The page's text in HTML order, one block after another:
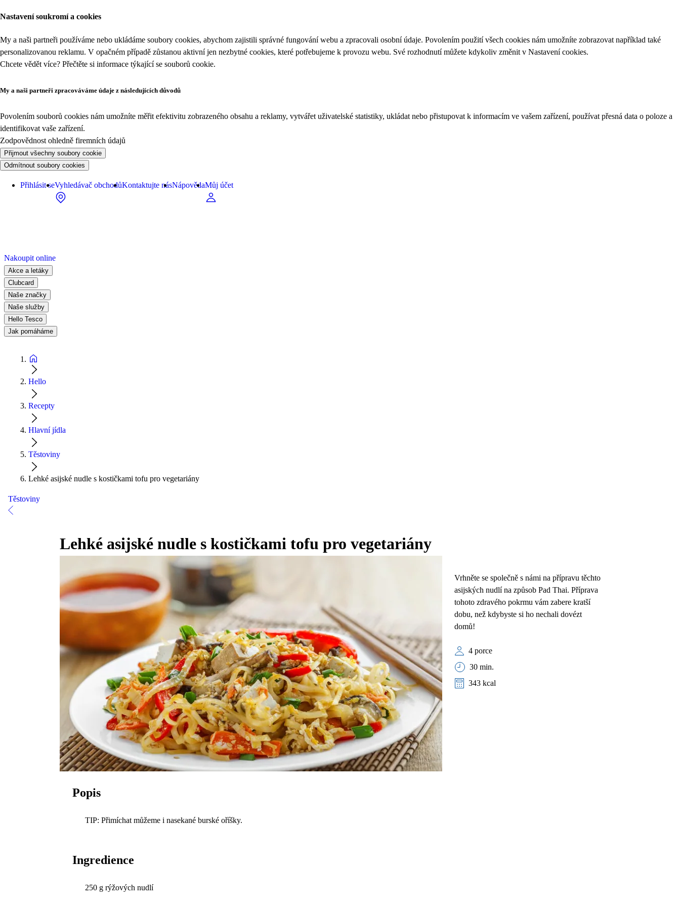
Nastavení soukromí a cookies
My a naši partneři používáme nebo ukládáme soubory cookies, abychom zajistili správné fungování webu a zpracovali osobní údaje. Povolením použití všech cookies nám umožníte zobrazovat například také
personalizovanou reklamu. V opačném případě zůstanou aktivní jen nezbytné cookies, které potřebujeme k provozu webu. Své rozhodnutí můžete kdykoliv změnit v Nastavení cookies.
Chcete vědět více? Přečtěte si informace týkající se souborů cookie.
My a naši partneři zpracováváme údaje z následujících důvodů
Povolením souborů cookies nám umožníte měřit efektivitu zobrazeného obsahu a reklamy, vytvářet uživatelské statistiky, ukládat nebo přistupovat k informacím ve vašem zařízení, používat přesná data o poloze a
identifikovat vaše zařízení.
Zodpovědnost ohledně firemních údajů
Přijmout všechny soubory cookie
Odmítnout soubory cookies
Přihlásit seVyhledávač obchodůKontaktujte násNápovědaMůj účet
Nakoupit online
Akce a letáky
Clubcard
Naše značky
Naše služby
Hello Tesco
Jak pomáháme
Hello
Recepty
Hlavní jídla
Těstoviny
Lehké asijské nudle s kostičkami tofu pro vegetariány
Těstoviny
Lehké asijské nudle s kostičkami tofu pro vegetariány
Vrhněte se společně s námi na přípravu těchto
asijských nudlí na způsob Pad Thai. Příprava
tohoto zdravého pokrmu vám zabere kratší
dobu, než kdybyste si ho nechali dovézt
domů!
4 porce
30 min.
343 kcal
Popis
TIP: Přimíchat můžeme i nasekané burské oříšky.
Ingredience
250 g rýžových nudlí